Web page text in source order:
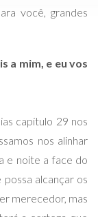
você, grandes
a mim, e eu vos
capítulo 29 nos
nos alinhar
e noite a face do
alcançar os
merecedor, mas